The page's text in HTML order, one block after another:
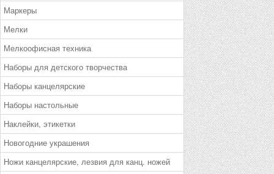
Маркеры
Мелки
Мелкоофисная техника
Наборы для детского творчества
Наборы канцелярские
Наборы настольные
Наклейки, этикетки
Новогодние украшения
Ножи канцелярские, лезвия для канц. ножей